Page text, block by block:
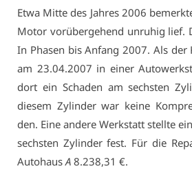
Et­wa Mit­te des Jah­res 2006
Mo­tor vor­über­ge­hend un­ru­hig lief.
In Pha­sen bis An­fang 2007. Als der
am 23.04.2007 in ei­ner
dort ein Scha­den am sechs­ten
die­sem Zy­lin­der war kei­ne
den. Ei­ne an­de­re Werk­statt stell­te
sechs­ten Zy­lin­der fest. Für die
Au­to­hausA 8.238,31 €.